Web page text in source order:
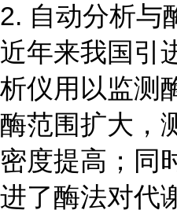
2. 自动分析与
近年来我国引
析仪用以监测
酶范围扩大，
密度提高；同
进了酶法对代